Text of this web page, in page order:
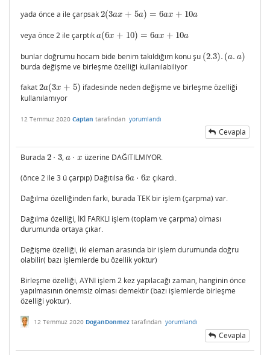
yada önce a ile çarpsak2(3ax + 5a) = 6ax + 10a
2(3ax+ 5a =6a x+10a
veya önce 2 ile çarptık a(6x + 10) = 6ax + 10a
a(6x+ 10 =6a x+10a
bunlar doğrumu hocam bide benim takıldığım konu şu (2.3). (a. a)
(2.3).(a.a)
burda değişme ve birleşme özelliği kullanılabiliyor
fakat2a(3x + 5)
2a(3x+ 5)
ifadesinde neden değişme ve birleşme özelliği
kullanılamıyor
12 Temmuz 2020 Captan tarafından yorumlandı
Cevapla
Burada 2 ⋅ 3
2 3 ,a ⋅ x
a⋅ x
üzerine DAĞITILMIYOR.
(önce 2 ile 3 ü çarpıp) Dağıtılsa 6a ⋅ 6x
6a⋅ 6 x
çıkardı.
Dağılma özelliğinden farkı, burada TEK bir işlem (çarpma) var.
Dağılma özelliği, İKİ FARKLI işlem (toplam ve çarpma) olması
durumunda ortaya çıkar.
Değişme özelliği, iki eleman arasında bir işlem durumunda doğru
olabilir( bazı işlemlerde bu özellik yoktur)
Birleşme özelliği, AYNI işlem 2 kez yapılacağı zaman, hanginin önce
yapılmasının önemsiz olması demektir (bazı işlemlerde birleşme
özelliği yoktur).
12 Temmuz 2020 DoganDonmez tarafından yorumlandı
Cevapla